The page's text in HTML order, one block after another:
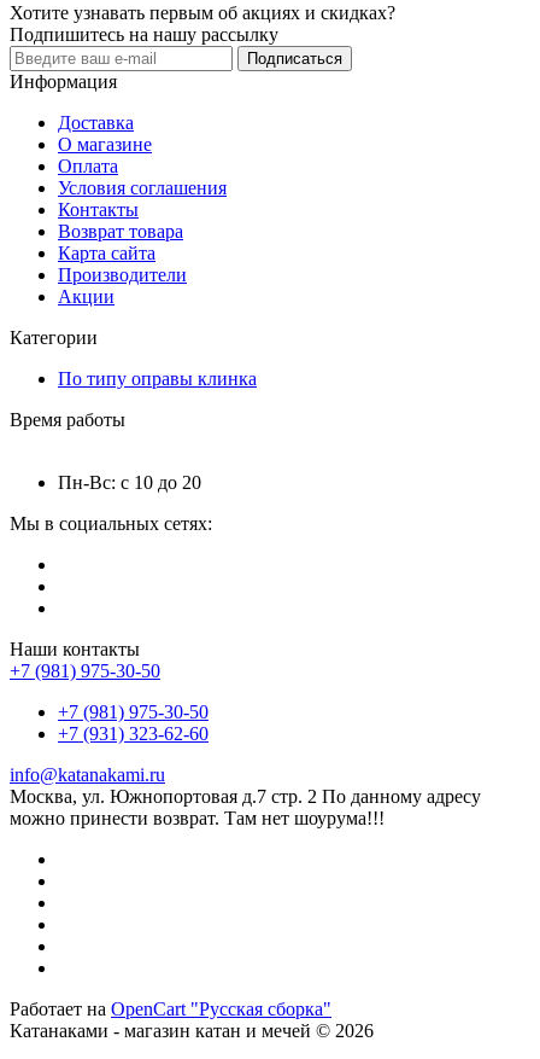
Хотите узнавать первым об акциях и скидках?
Подпишитесь на нашу рассылку
Подписаться
Информация
Доставка
О магазине
Оплата
Условия соглашения
Контакты
Возврат товара
Карта сайта
Производители
Акции
Категории
По типу оправы клинка
Время работы
Пн-Вс: с 10 до 20
Мы в социальных сетях:
Наши контакты
+7 (981) 975-30-50
+7 (981) 975-30-50
+7 (931) 323-62-60
info@katanakami.ru
Москва, ул. Южнопортовая д.7 стр. 2 По данному адресу
можно принести возврат. Там нет шоурума!!!
Работает на OpenCart "Русская сборка"
Катанаками - магазин катан и мечей © 2026